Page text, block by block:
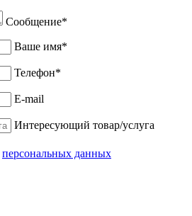
Сообщение*
Ваше имя*
Телефон*
E-mail
Интересующий товар/услуга
персональных данных